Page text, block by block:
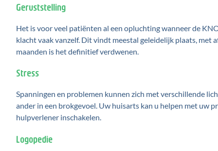
Geruststelling
Het is voor veel patiënten al een opluchting wanneer de
klacht vaak vanzelf. Dit vindt meestal geleidelijk plaats, met
maanden is het definitief verdwenen.
Stress
Spanningen en problemen kunnen zich met verschillende
ander in een brokgevoel. Uw huisarts kan u helpen met uw
hulpverlener inschakelen.
Logopedie